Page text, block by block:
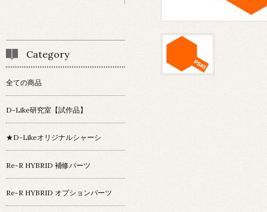
Category
全ての商品
D-Like研究室【試作品】
★D-Likeオリジナルシャーシ
Re-R HYBRID 補修パーツ
Re-R HYBRID オプションパーツ